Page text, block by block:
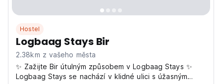
Hostel
Logbaag Stays Bir
2.38km z vašeho města
✨ Zažijte Bir útulným způsobem v Logbaag Stays ✨
Logbaag Stays se nachází v klidné ulici s úžasným